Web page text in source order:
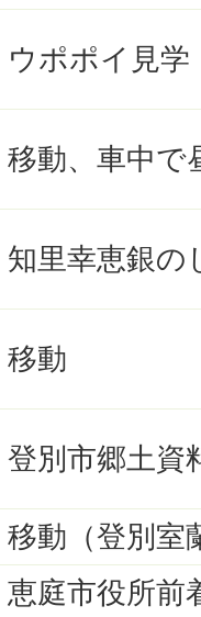
ウポポイ見学
移動、車中で
知里幸恵銀の
移動
登別市郷土資
移動（登別室
恵庭市役所前